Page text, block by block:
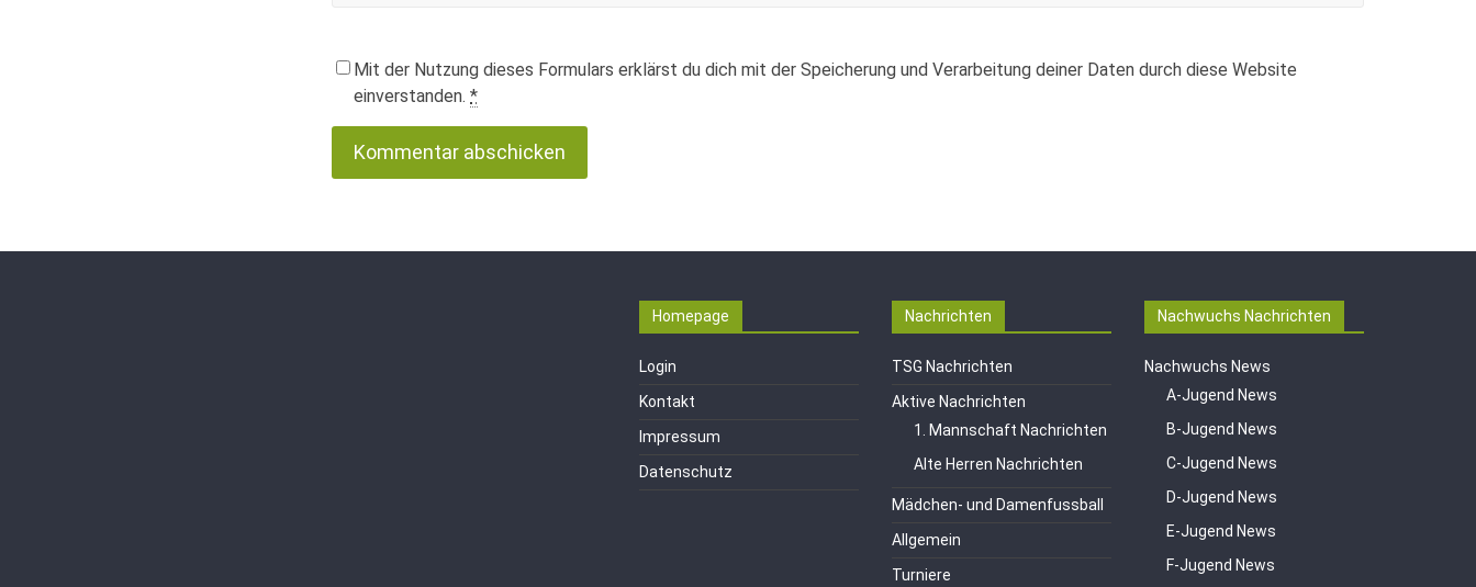
Mit der Nutzung dieses Formulars erklärst du dich mit der Speicherung und Verarbeitung deiner Daten durch diese Website
einverstanden. *
Homepage
Login
Kontakt
Impressum
Datenschutz
Nachrichten
TSG Nachrichten
Aktive Nachrichten
1. Mannschaft Nachrichten
Alte Herren Nachrichten
Mädchen- und Damenfussball
Allgemein
Turniere
Nachwuchs Nachrichten
Nachwuchs News
A-Jugend News
B-Jugend News
C-Jugend News
D-Jugend News
E-Jugend News
F-Jugend News